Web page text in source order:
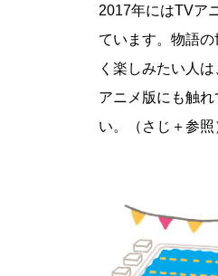
2017年にはTVア
ています。物語
く楽しみたい人
アニメ版にも触れ
い。（さじ＋参照